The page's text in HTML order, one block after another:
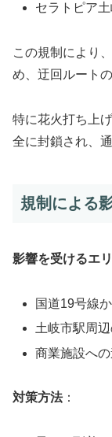
セラトピア
この規制により
め、迂回ルート
特に花火打ち上
全に封鎖され、
規制による
影響を受けるエ
国道19号線
土岐市駅周
商業施設へ
対策方法：